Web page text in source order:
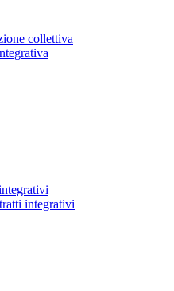
collettiva
integrativi